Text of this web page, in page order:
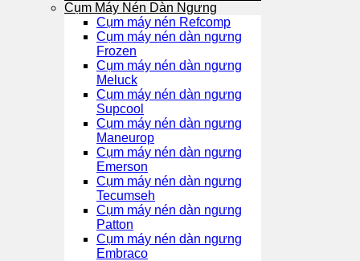
Cụm Máy Nén Dàn Ngưng
Cụm máy nén Refcomp
Cụm máy nén dàn ngưng
Frozen
Cụm máy nén dàn ngưng
Meluck
Cụm máy nén dàn ngưng
Supcool
Cụm máy nén dàn ngưng
Maneurop
Cụm máy nén dàn ngưng
Emerson
Cụm máy nén dàn ngưng
Tecumseh
Cụm máy nén dàn ngưng
Patton
Cụm máy nén dàn ngưng
Embraco